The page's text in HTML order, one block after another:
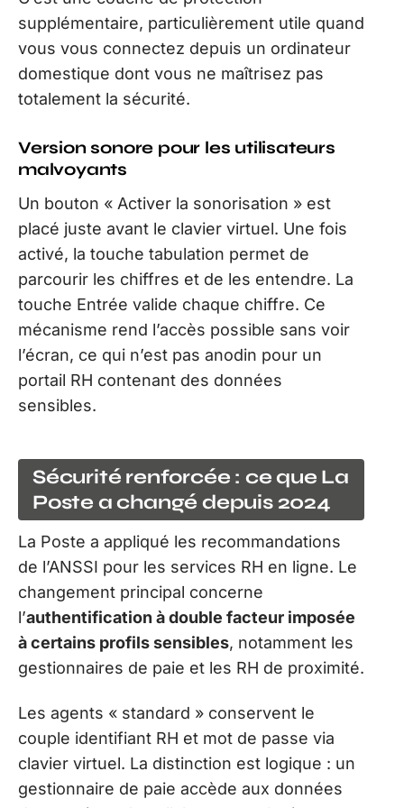
supplémentaire, particulièrement utile quand
vous vous connectez depuis un ordinateur
domestique dont vous ne maîtrisez pas
totalement la sécurité.
Version sonore pour les utilisateurs
malvoyants
Un bouton « Activer la sonorisation » est
placé juste avant le clavier virtuel. Une fois
activé, la touche tabulation permet de
parcourir les chiffres et de les entendre. La
touche Entrée valide chaque chiffre. Ce
mécanisme rend l’accès possible sans voir
l’écran, ce qui n’est pas anodin pour un
portail RH contenant des données
sensibles.
Sécurité renforcée : ce que La
Poste a changé depuis 2024
La Poste a appliqué les recommandations
de l’ANSSI pour les services RH en ligne. Le
changement principal concerne
l’authentification à double facteur imposée
à certains profils sensibles, notamment les
gestionnaires de paie et les RH de proximité.
Les agents « standard » conservent le
couple identifiant RH et mot de passe via
clavier virtuel. La distinction est logique : un
gestionnaire de paie accède aux données